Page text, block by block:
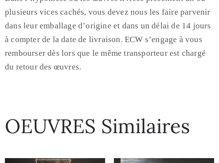
plusieurs vices cachés, vous devez nous les faire parvenir
dans leur emballage d’origine et dans un délai de 14 jours
à compter de la date de livraison. ECW s’engage à vous
rembourser dès lors que le même transporteur est chargé
du retour des œuvres.
OEUVRES Similaires